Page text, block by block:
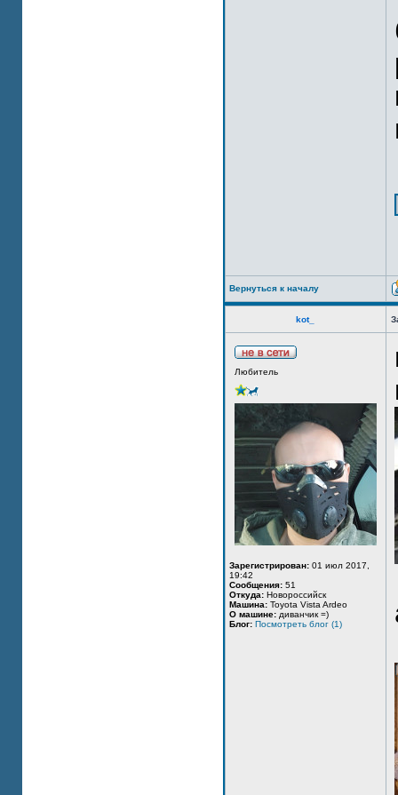
Вернуться к началу
kot_
Любитель
Зарегистрирован: 01 июл 2017,
19:42
Сообщения: 51
Откуда: Новороссийск
Машина: Toyota Vista Ardeo
О машине: диванчик =)
Блог: Посмотреть блог (1)